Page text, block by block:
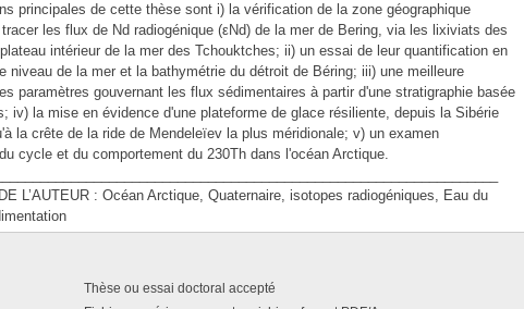
principales de cette thèse sont i) la vérification de la zone géographique
les flux de Nd radiogénique (εNd) de la mer de Bering, via les lixiviats des
intérieur de la mer des Tchouktches; ii) un essai de leur quantification en
niveau de la mer et la bathymétrie du détroit de Béring; iii) une meilleure
paramètres gouvernant les flux sédimentaires à partir d'une stratigraphie basée
iv) la mise en évidence d'une plateforme de glace résiliente, depuis la Sibérie
la crête de la ride de Mendeleïev la plus méridionale; v) un examen
cycle et du comportement du 230Th dans l'océan Arctique.
L’AUTEUR : Océan Arctique, Quaternaire, isotopes radiogéniques, Eau du
Thèse ou essai doctoral accepté